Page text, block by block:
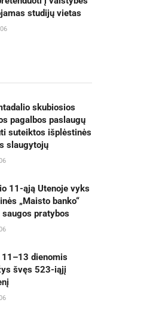
studijų vietas
skubiosios
pagalbos paslaugų
suteiktos išplėstinės
slaugytojų
11-ąją Utenoje vyks
„Maisto banko“
pratybos
11–13 dienomis
švęs 523-iąjį